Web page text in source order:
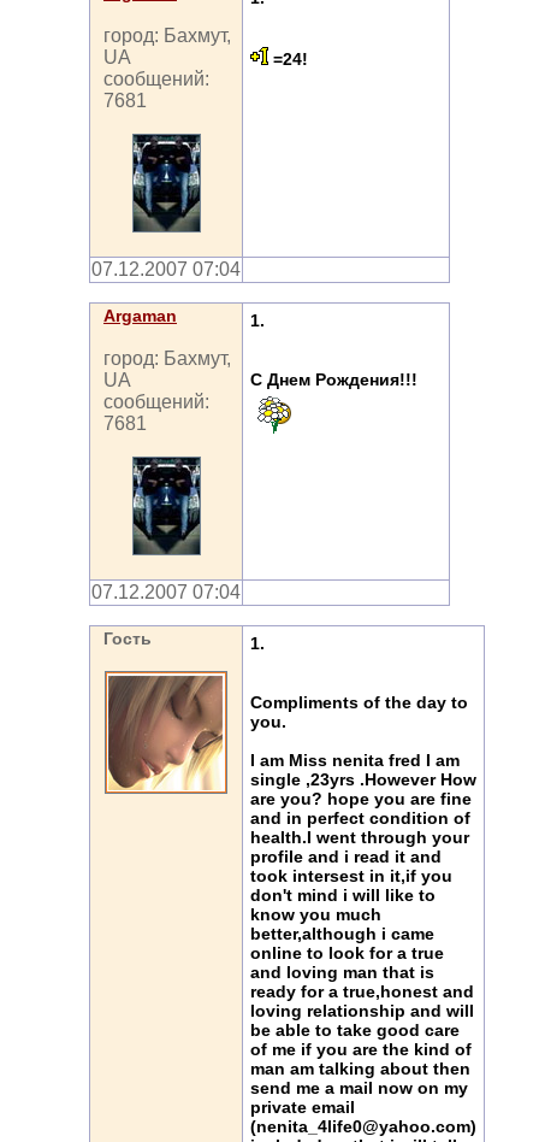
город: Бахмут,
UA
сообщений:
7681
=24!
07.12.2007 07:04
Argaman
город: Бахмут,
UA
сообщений:
7681
1.
С Днем Рождения!!!
07.12.2007 07:04
Гость 1.
Compliments of the day to
you.
I am Miss nenita fred I am
single ,23yrs .However How
are you? hope you are fine
and in perfect condition of
health.I went through your
profile and i read it and
took intersest in it,if you
don't mind i will like to
know you much
better,although i came
online to look for a true
and loving man that is
ready for a true,honest and
loving relationship and will
be able to take good care
of me if you are the kind of
man am talking about then
send me a mail now on my
private email
(nenita_4life0@yahoo.com)